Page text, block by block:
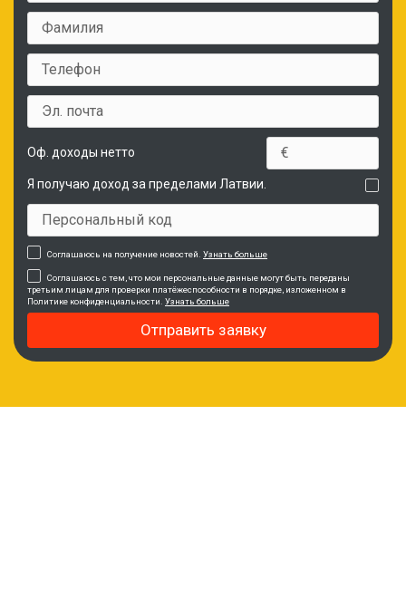
Оф. доходы нетто
Я получаю доход за пределами Латвии.
Соглашаюсь на получение новостей. Узнать больше
Соглашаюсь с тем, что мои персональные данные могут быть переданы
третьим лицам для проверки платёжеспособности в порядке, изложенном в
Политике конфиденциальности. Узнать больше
Отправить заявку